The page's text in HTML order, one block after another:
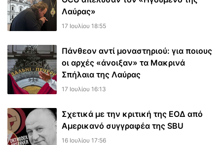
Λαύρας»
17 Ιουλίου 18:55
Πάνθεον αντί μοναστηριού: για ποιους
οι αρχές «άνοιξαν» τα Μακρινά
Σπήλαια της Λαύρας
17 Ιουλίου 16:13
Σχετικά με την κριτική της ΕΟΔ από
Αμερικανό συγγραφέα της SBU
16 Ιουλίου 17:56